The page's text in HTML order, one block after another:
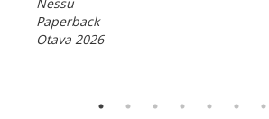
Paperback
Otava 2026